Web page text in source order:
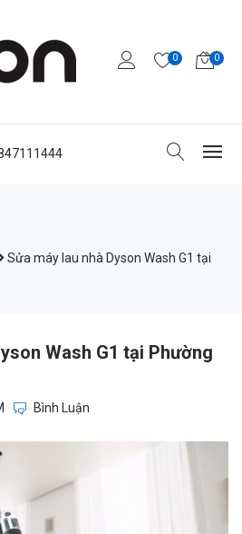
0 0
Sửa máy lau nhà Dyson Wash G1 tại
Wash G1 tại Phường
Bình Luận